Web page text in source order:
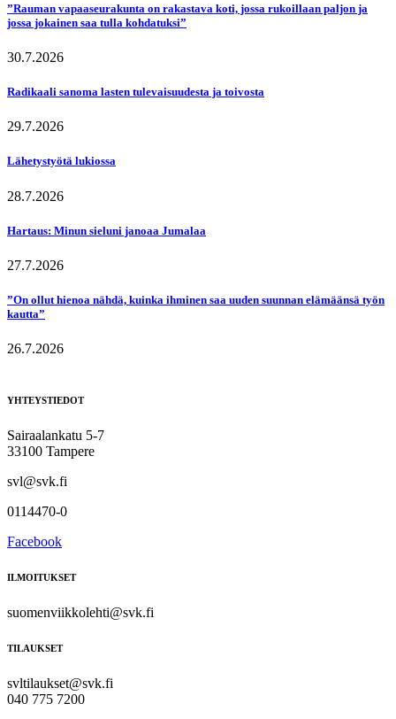
”Rauman vapaaseurakunta on rakastava koti, jossa rukoillaan paljon ja
jossa jokainen saa tulla kohdatuksi”
30.7.2026
Radikaali sanoma lasten tulevaisuudesta ja toivosta
29.7.2026
Lähetystyötä lukiossa
28.7.2026
Hartaus: Minun sieluni janoaa Jumalaa
27.7.2026
”On ollut hienoa nähdä, kuinka ihminen saa uuden suunnan elämäänsä työn
kautta”
26.7.2026
YHTEYSTIEDOT
Sairaalankatu 5-7
33100 Tampere
svl@svk.fi
0114470-0
Facebook
ILMOITUKSET
suomenviikkolehti@svk.fi
TILAUKSET
svltilaukset@svk.fi
040 775 7200